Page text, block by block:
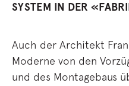
SYSTEM IN DER
Auch der Architekt
Moderne von den
und des Montagebaus